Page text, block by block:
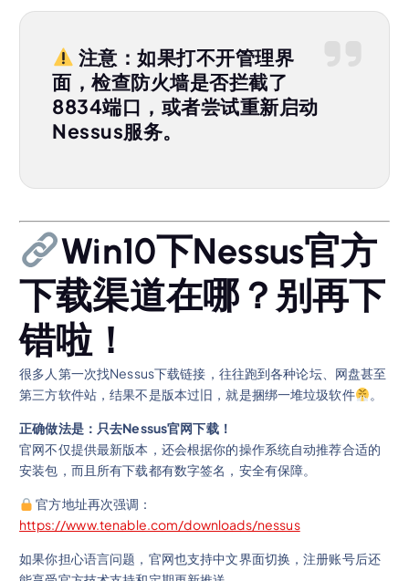
注意：如果打不开管理界
面，检查防火墙是否拦截了
8834端口，或者尝试重新启动
Nessus服务。
Win10下Nessus官方
下载渠道在哪？别再下
错啦！
很多人第一次找Nessus下载链接，往往跑到各种论坛、网盘甚至
第三方软件站，结果不是版本过旧，就是捆绑一堆垃圾软件
。
正确做法是：只去Nessus官网下载！
官网不仅提供最新版本，还会根据你的操作系统自动推荐合适的
安装包，而且所有下载都有数字签名，安全有保障。
官方地址再次强调：
https://www.tenable.com/downloads/nessus
如果你担心语言问题，官网也支持中文界面切换，注册账号后还